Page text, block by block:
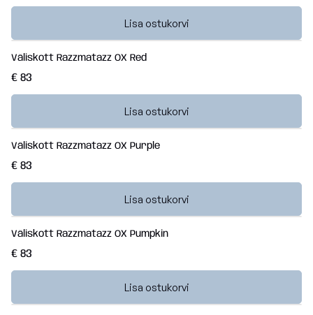
Lisa ostukorvi
Väliskott Razzmatazz OX Red
€ 83
Lisa ostukorvi
Väliskott Razzmatazz OX Purple
€ 83
Lisa ostukorvi
Väliskott Razzmatazz OX Pumpkin
€ 83
Lisa ostukorvi